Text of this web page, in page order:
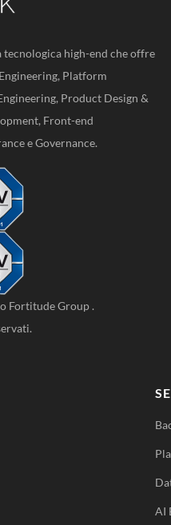
tecnologica high-end che offre
Platform
Product Design &
Front-end
e Governance.
Fortitude Group.
AI